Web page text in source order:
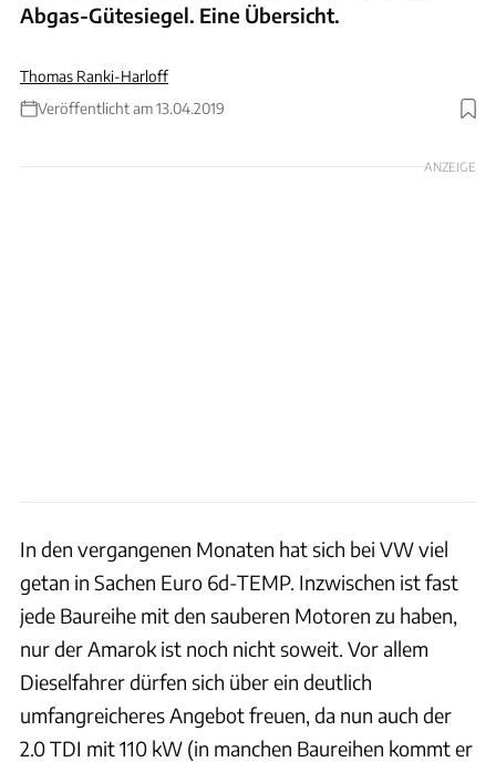
Abgas-Gütesiegel. Eine Übersicht.
Thomas Ranki-Harloff
Veröffentlicht am 13.04.2019
Foto: VW
ANZEIGE
In den vergangenen Monaten hat sich bei VW viel
getan in Sachen Euro 6d-TEMP. Inzwischen ist fast
jede Baureihe mit den sauberen Motoren zu haben,
nur der Amarok ist noch nicht soweit. Vor allem
Dieselfahrer dürfen sich über ein deutlich
umfangreicheres Angebot freuen, da nun auch der
2.0 TDI mit 110 kW (in manchen Baureihen kommt er